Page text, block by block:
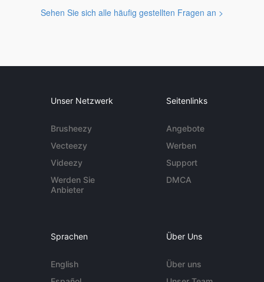
Sehen Sie sich alle häufig gestellten Fragen an >
Unser Netzwerk
Brusheezy
Vecteezy
Videezy
Werden Sie
Anbieter
Seitenlinks
Angebote
Werben
Support
DMCA
Sprachen
English
Über Uns
Über uns